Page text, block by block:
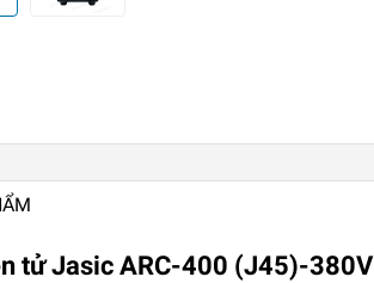
tử Jasic ARC-400 (J45)-380V